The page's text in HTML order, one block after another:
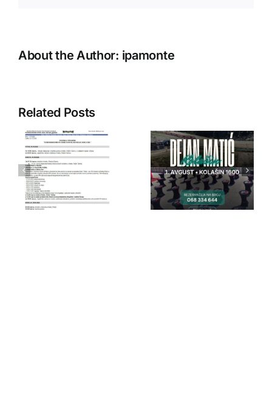
About the Author: ipamonte
Related Posts
IPA Crna
IPA Crna
Gora